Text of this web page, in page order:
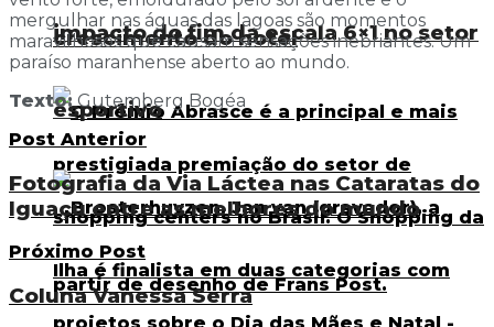
crescimento do hotel
impacto do fim da escala 6×1 no setor
esportivo
mergulhar nas águas das lagoas são momentos
maravilhosos que causam sensações inebriantes. Um
paraíso maranhense aberto ao mundo.
Texto: Gutemberg Bogéa
Post Anterior
Fotografia da Via Láctea nas Cataratas do
Iguaçu entre as melhores do mundo
Próximo Post
Coluna Vanessa Serra